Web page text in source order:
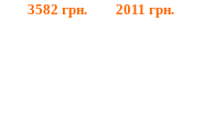
3582 грн. 2011 грн.